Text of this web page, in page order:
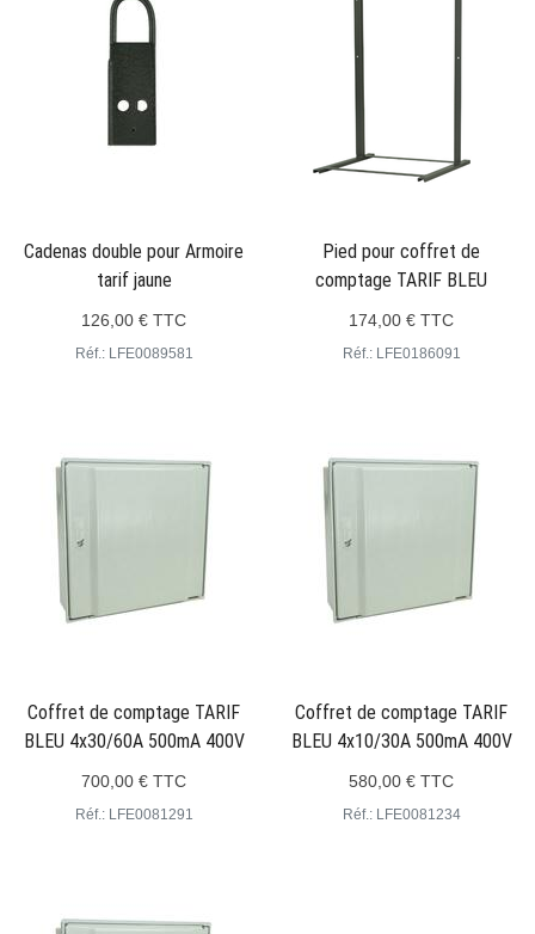
Cadenas double pour Armoire
tarif jaune
126,00 € TTC
Réf.: LFE0089581
Pied pour coffret de
comptage TARIF BLEU
174,00 € TTC
Réf.: LFE0186091
Coffret de comptage TARIF
BLEU 4x30/60A 500mA 400V
700,00 € TTC
Réf.: LFE0081291
Coffret de comptage TARIF
BLEU 4x10/30A 500mA 400V
580,00 € TTC
Réf.: LFE0081234